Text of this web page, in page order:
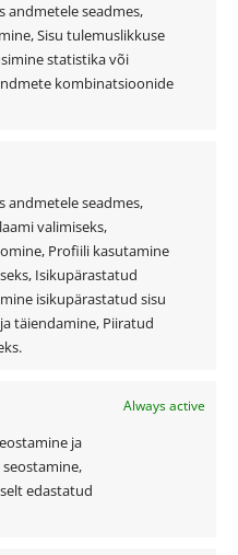
andmetele seadmes,
Sisu tulemuslikkuse
statistika või
kombinatsioonide
andmetele seadmes,
valimiseks,
Profiili kasutamine
Isikupärastatud
isikupärastatud sisu
täiendamine, Piiratud
Always active
ja
edastatud
tingimused